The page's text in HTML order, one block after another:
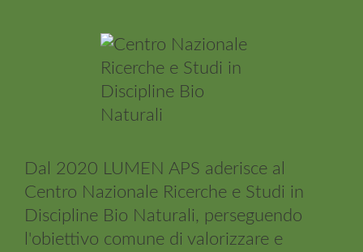
Dal 2020 LUMEN APS aderisce al
Centro Nazionale Ricerche e Studi in
Discipline Bio Naturali, perseguendo
l'obiettivo comune di valorizzare e